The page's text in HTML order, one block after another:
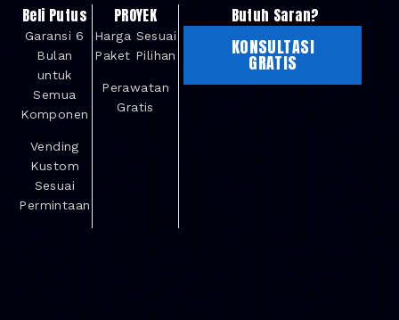
Beli Putus
Garansi 6
Bulan
untuk
Semua
Komponen
Vending
Kustom
Sesuai
Permintaan
PROYEK
Harga Sesuai
Paket Pilihan
Perawatan
Gratis
Butuh Saran?
KONSULTASI
GRATIS